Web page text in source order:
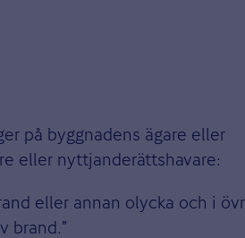
på byggnadens ägare eller
eller nyttjanderättshavare:
eller annan olycka och i
brand.”